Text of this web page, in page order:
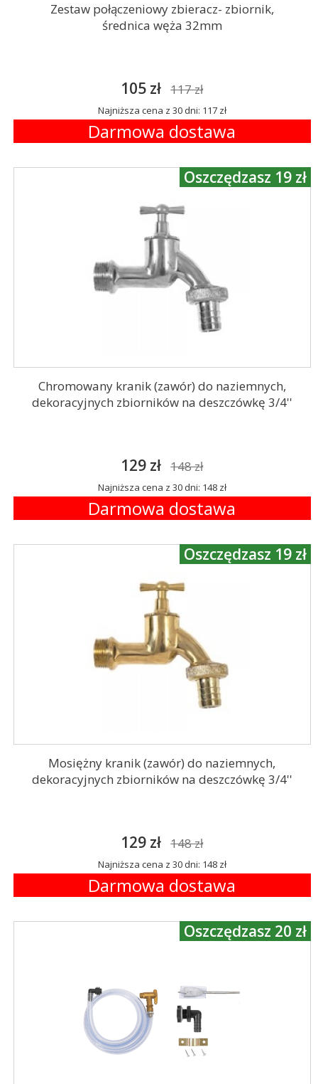
Zestaw połączeniowy zbieracz- zbiornik,
średnica węża 32mm
105 zł 117 zł
Najniższa cena z 30 dni: 117 zł
Darmowa dostawa
Chromowany kranik (zawór) do naziemnych,
dekoracyjnych zbiorników na deszczówkę 3/4''
129 zł 148 zł
Najniższa cena z 30 dni: 148 zł
Darmowa dostawa
Oszczędzasz 19 zł
Mosiężny kranik (zawór) do naziemnych,
dekoracyjnych zbiorników na deszczówkę 3/4''
129 zł 148 zł
Najniższa cena z 30 dni: 148 zł
Darmowa dostawa
Oszczędzasz 19 zł
Oszczędzasz 20 zł